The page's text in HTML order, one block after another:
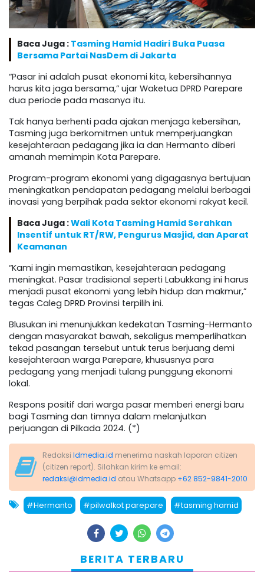
Baca Juga : Tasming Hamid Hadiri Buka Puasa
Bersama Partai NasDem di Jakarta
“Pasar ini adalah pusat ekonomi kita, kebersihannya
harus kita jaga bersama,” ujar Waketua DPRD Parepare
dua periode pada masanya itu.
Tak hanya berhenti pada ajakan menjaga kebersihan,
Tasming juga berkomitmen untuk memperjuangkan
kesejahteraan pedagang jika ia dan Hermanto diberi
amanah memimpin Kota Parepare.
Program-program ekonomi yang digagasnya bertujuan
meningkatkan pendapatan pedagang melalui berbagai
inovasi yang berpihak pada sektor ekonomi rakyat kecil.
Baca Juga :Wali Kota Tasming Hamid Serahkan
Insentif untuk RT/RW, Pengurus Masjid, dan Aparat
Keamanan
“Kami ingin memastikan, kesejahteraan pedagang
meningkat. Pasar tradisional seperti Labukkang ini harus
menjadi pusat ekonomi yang lebih hidup dan makmur,”
tegas Caleg DPRD Provinsi terpilih ini.
Blusukan ini menunjukkan kedekatan Tasming-Hermanto
dengan masyarakat bawah, sekaligus memperlihatkan
tekad pasangan tersebut untuk terus berjuang demi
kesejahteraan warga Parepare, khususnya para
pedagang yang menjadi tulang punggung ekonomi
lokal.
Respons positif dari warga pasar memberi energi baru
bagi Tasming dan timnya dalam melanjutkan
perjuangan di Pilkada 2024. (*)
Redaksi Idmedia.id menerima naskah laporan citizen
(citizen report). Silahkan kirim ke email:
redaksi@idmedia.id atau Whatsapp +62 852-9841-2010
#Hermanto #pilwalkot parepare #tasming hamid
BERITA TERBARU